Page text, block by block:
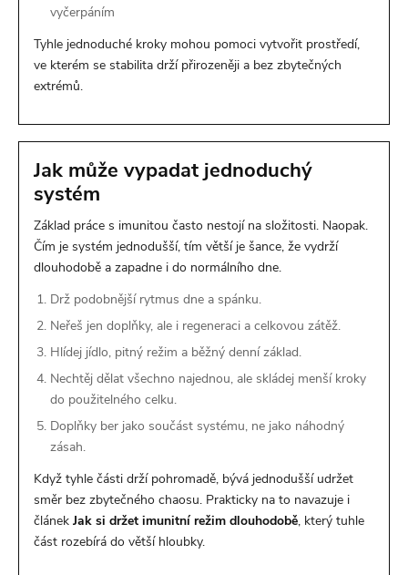
vyčerpáním
Tyhle jednoduché kroky mohou pomoci vytvořit prostředí,
ve kterém se stabilita drží přirozeněji a bez zbytečných
extrémů.
Jak může vypadat jednoduchý
systém
Základ práce s imunitou často nestojí na složitosti. Naopak.
Čím je systém jednodušší, tím větší je šance, že vydrží
dlouhodobě a zapadne i do normálního dne.
Drž podobnější rytmus dne a spánku.
Neřeš jen doplňky, ale i regeneraci a celkovou zátěž.
Hlídej jídlo, pitný režim a běžný denní základ.
Nechtěj dělat všechno najednou, ale skládej menší kroky
do použitelného celku.
Doplňky ber jako součást systému, ne jako náhodný
zásah.
Když tyhle části drží pohromadě, bývá jednodušší udržet
směr bez zbytečného chaosu. Prakticky na to navazuje i
článek Jak si držet imunitní režim dlouhodobě, který tuhle
část rozebírá do větší hloubky.